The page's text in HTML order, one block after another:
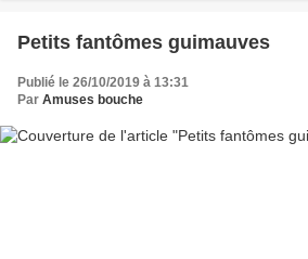
Petits fantômes guimauves
Publié le 26/10/2019 à 13:31
Par Amuses bouche